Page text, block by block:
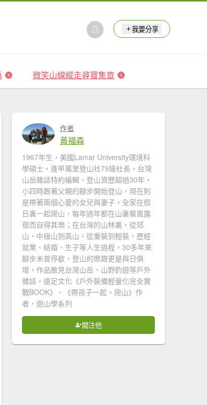
我要分享
微笑山線縱走尋寶集章
作者
黃福森
1967年生，美國Lamar University環境科
學碩士，逢甲萬里登山社79級社長，台灣
山岳雜誌特約編輯、登山資歷超過30年。
小四時跟著父親的腳步開始登山，現在則
是帶著兩個心愛的女兒與妻子，全家在假
日裏一起爬山，每年過年都在山裏餐風露
宿而自得其樂；在台灣的山林裏，從郊
山、中級山到高山，從重裝到輕裝，歷經
就業、結婚、生子等人生過程，30多年來
腳步未曾停歇，登山的樂趣更是與日俱
增，作品散見台灣山岳、山野釣遊等戶外
雜誌，遠足文化《戶外裝備輕量化完全實
戰BOOK》、《帶孩子一起。爬山》作
者，遊山學系列
關注他